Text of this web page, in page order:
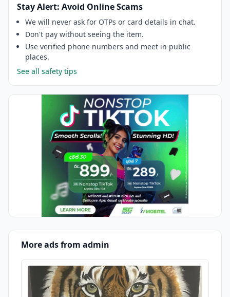
Stay Alert: Avoid Online Scams
We will never ask for OTPs or card details in chat.
Don't pay without seeing the item.
Use verified phone numbers and meet in public
places.
See all safety tips
More ads from admin